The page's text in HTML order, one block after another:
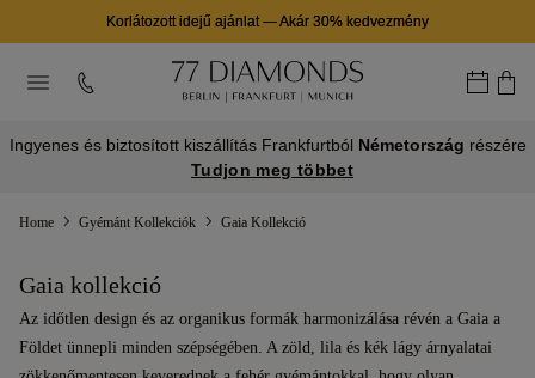
Korlátozott idejű ajánlat—Akár 30% kedvezmény
Ingyenes és biztosított kiszállítás Frankfurtból Németország részére
Tudjon meg többet
Home Gyémánt Kollekciók Gaia Kollekció
Gaia kollekció
Az időtlen design és az organikus formák harmonizálása révén a Gaia a
Földet ünnepli minden szépségében. A zöld, lila és kék lágy árnyalatai